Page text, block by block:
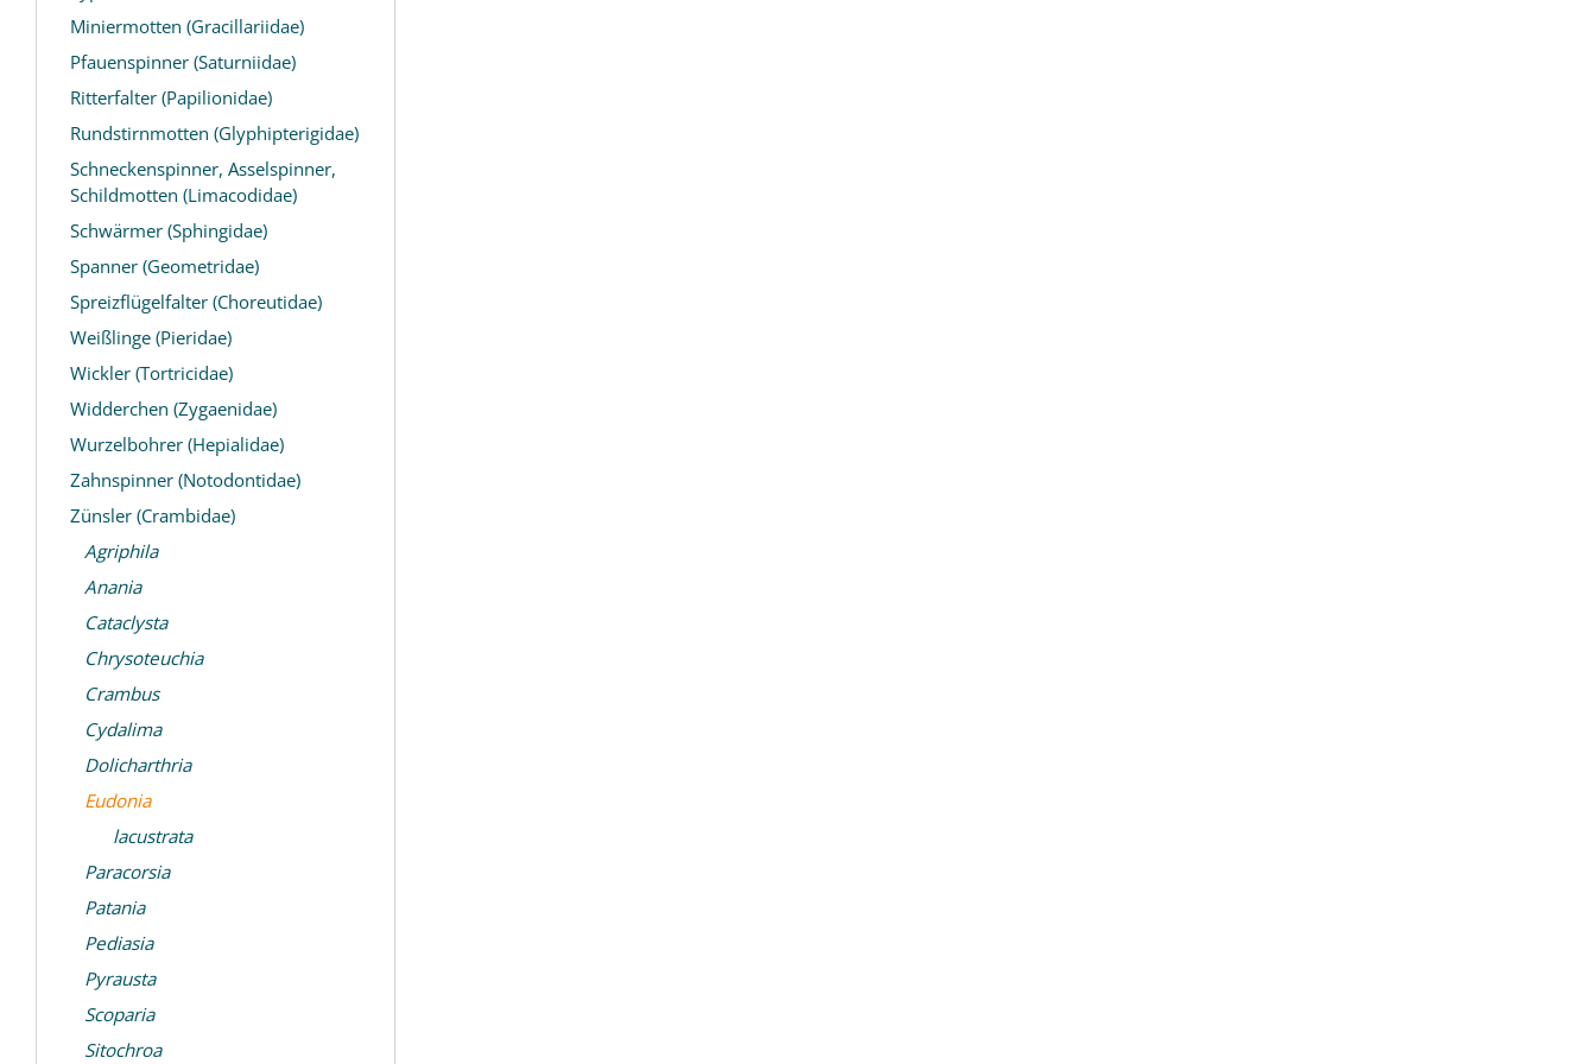
Miniermotten (Gracillariidae)
Pfauenspinner (Saturniidae)
Ritterfalter (Papilionidae)
Rundstirnmotten (Glyphipterigidae)
Schneckenspinner, Asselspinner,
Schildmotten (Limacodidae)
Schwärmer (Sphingidae)
Spanner (Geometridae)
Spreizflügelfalter (Choreutidae)
Weißlinge (Pieridae)
Wickler (Tortricidae)
Widderchen (Zygaenidae)
Wurzelbohrer (Hepialidae)
Zahnspinner (Notodontidae)
Zünsler (Crambidae)
Agriphila
Anania
Cataclysta
Chrysoteuchia
Crambus
Cydalima
Dolicharthria
Eudonia
lacustrata
Paracorsia
Patania
Pediasia
Pyrausta
Scoparia
Sitochroa